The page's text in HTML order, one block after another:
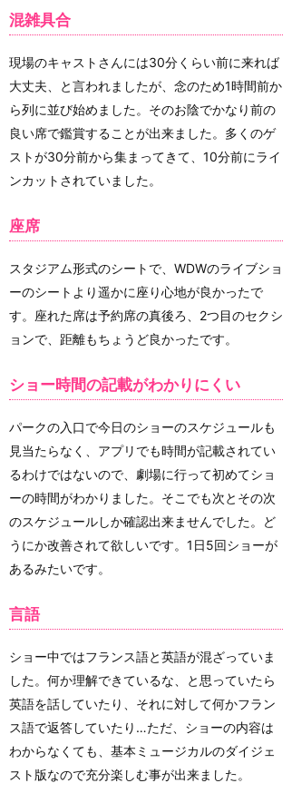
混雑具合
現場のキャストさんには30分くらい前に来れば
大丈夫、と言われましたが、念のため1時間前か
ら列に並び始めました。そのお陰でかなり前の
良い席で鑑賞することが出来ました。多くのゲ
ストが30分前から集まってきて、10分前にライ
ンカットされていました。
座席
スタジアム形式のシートで、WDWのライブショ
ーのシートより遥かに座り心地が良かったで
す。座れた席は予約席の真後ろ、2つ目のセクシ
ョンで、距離もちょうど良かったです。
ショー時間の記載がわかりにくい
パークの入口で今日のショーのスケジュールも
見当たらなく、アプリでも時間が記載されてい
るわけではないので、劇場に行って初めてショ
ーの時間がわかりました。そこでも次とその次
のスケジュールしか確認出来ませんでした。ど
うにか改善されて欲しいです。1日5回ショーが
あるみたいです。
言語
ショー中ではフランス語と英語が混ざっていま
した。何か理解できているな、と思っていたら
英語を話していたり、それに対して何かフラン
ス語で返答していたり…ただ、ショーの内容は
わからなくても、基本ミュージカルのダイジェ
スト版なので充分楽しむ事が出来ました。